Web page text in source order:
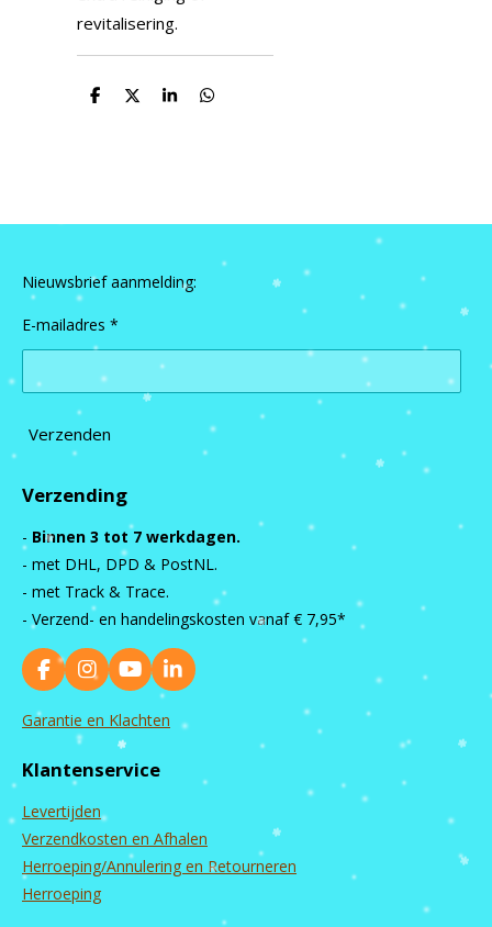
revitalisering.
D
D
S
D
Nieuwsbrief aanmelding:
E-mailadres *
Verzenden
Verzending
- Binnen 3 tot 7 werkdagen.
- met DHL, DPD & PostNL.
- met Track & Trace.
- Verzend- en handelingskosten vanaf € 7,95*
F
a
c
o
k
I
n
s
g
a
m
Y
o
u
b
L
i
Garantie en Klachten
Klantenservice
Levertijden
Verzendkosten en Afhalen
Herroeping/Annulering en Retourneren
Herroeping